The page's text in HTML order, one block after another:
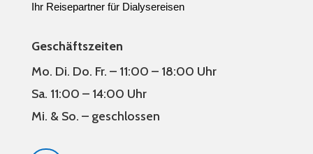
Ihr Reisepartner für Dialysereisen
Geschäftszeiten
Mo. Di. Do. Fr. – 11:00 – 18:00 Uhr
Sa. 11:00 – 14:00 Uhr
Mi. & So. – geschlossen